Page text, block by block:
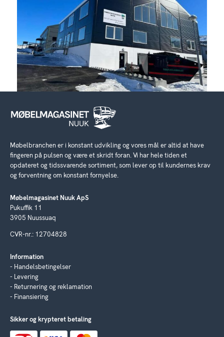
Møbelbranchen er i konstant udvikling og vores mål er altid at have
fingeren på pulsen og være et skridt foran. Vi har hele tiden et
opdateret og tidssvarende sortiment, som lever op til kundernes krav
og forventning om konstant fornyelse.
Møbelmagasinet Nuuk ApS
Pukuffik 11
3905 Nuussuaq
CVR-nr.: 12704828
Information
Handelsbetingelser
Levering
Returnering og reklamation
Finansiering
Sikker og krypteret betaling